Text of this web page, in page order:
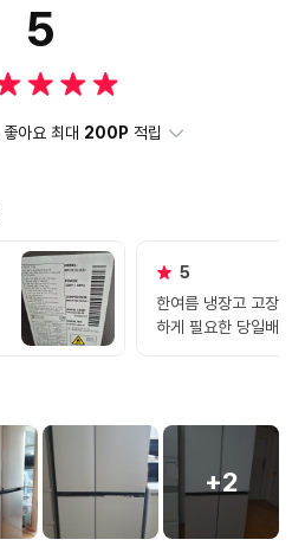
5
, 좋아요 최대 200P 적립
5
한여름 냉장고 고장으로
하게 필요한 당일배송
+2